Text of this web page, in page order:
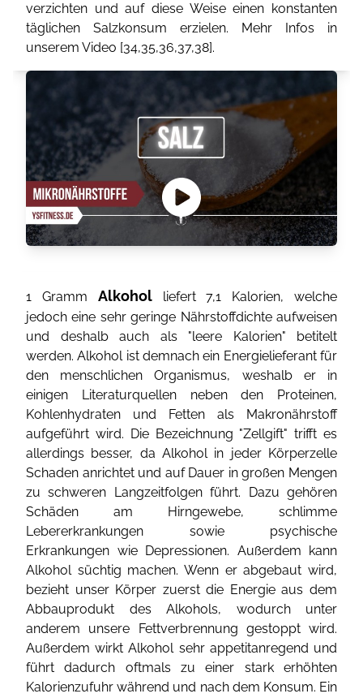
verzichten und auf diese Weise einen konstanten
täglichen Salzkonsum erzielen. Mehr Infos in
unserem Video [34,35,36,37,38].
1 Gramm Alkoholliefert 7,1 Kalorien, welche
jedoch eine sehr geringe Nährstoffdichte aufweisen
und deshalb auch als "leere Kalorien" betitelt
werden. Alkohol ist demnach ein Energielieferant für
den menschlichen Organismus, weshalb er in
einigen Literaturquellen neben den Proteinen,
Kohlenhydraten und Fetten als Makronährstoff
aufgeführt wird. Die Bezeichnung "Zellgift" trifft es
allerdings besser, da Alkohol in jeder Körperzelle
Schaden anrichtet und auf Dauer in großen Mengen
zu schweren Langzeitfolgen führt. Dazu gehören
Schäden am Hirngewebe, schlimme
Lebererkrankungen sowie psychische
Erkrankungen wie Depressionen. Außerdem kann
Alkohol süchtig machen. Wenn er abgebaut wird,
bezieht unser Körper zuerst die Energie aus dem
Abbauprodukt des Alkohols, wodurch unter
anderem unsere Fettverbrennung gestoppt wird.
Außerdem wirkt Alkohol sehr appetitanregend und
führt dadurch oftmals zu einer stark erhöhten
Kalorienzufuhr während und nach dem Konsum. Ein